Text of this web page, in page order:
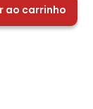
ao carrinho